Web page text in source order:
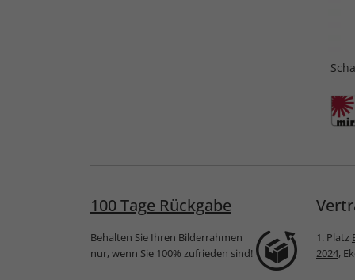
100 Tage Rückgabe
Behalten Sie Ihren Bilderrahmen
nur, wenn Sie 100% zufrieden sind!
1. Platz
2024,